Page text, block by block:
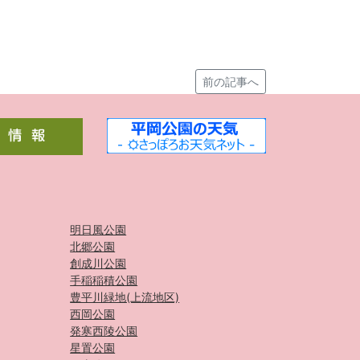
前の記事へ
明日風公園
北郷公園
創成川公園
手稲稲積公園
豊平川緑地(上流地区)
西岡公園
発寒西陵公園
星置公園